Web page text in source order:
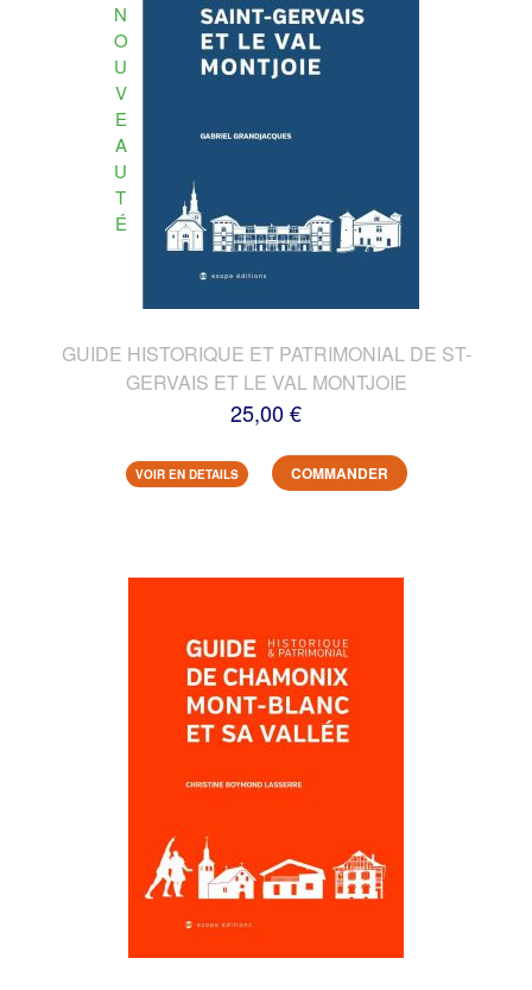
N
O
U
V
E
A
U
T
É
GUIDE HISTORIQUE ET PATRIMONIAL DE ST-
GERVAIS ET LE VAL MONTJOIE
25,00 €
VOIR EN DETAILS COMMANDER